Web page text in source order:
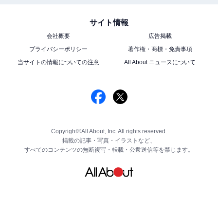
サイト情報
会社概要
広告掲載
プライバシーポリシー
著作権・商標・免責事項
当サイトの情報についての注意
All About ニュースについて
Copyright©All About, Inc. All rights reserved.
掲載の記事・写真・イラストなど、
すべてのコンテンツの無断複写・転載・公衆送信等を禁じます。